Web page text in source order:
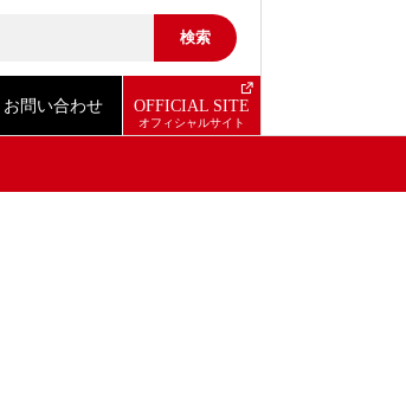
お問い合わせ OFFICIAL SITE